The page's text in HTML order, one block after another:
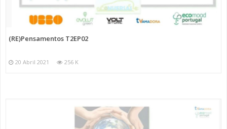
(RE)Pensamentos T2EP02
20 Abril 2021 256 K